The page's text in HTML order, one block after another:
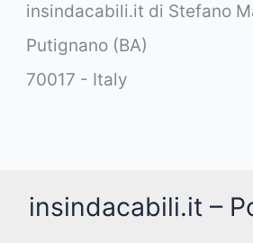
insindacabili.it di Stefano
Putignano (BA)
70017 - Italy
insindacabili.it –